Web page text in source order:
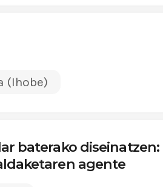
(Ihobe)
baterako diseinatzen:
agente